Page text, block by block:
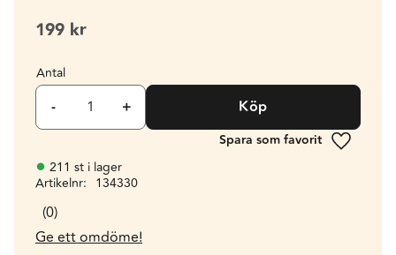
199 kr
Antal
+
- Köp
Lägg till
211 st i lager
Artikelnr
134330
0
Ge ett omdöme!